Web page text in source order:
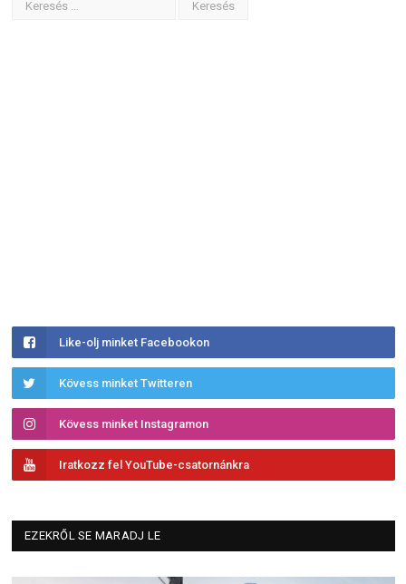
Like-olj minket Facebookon
Kövess minket Twitteren
Kövess minket Instagramon
Iratkozz fel YouTube-csatornánkra
EZEKRŐL SE MARADJ LE